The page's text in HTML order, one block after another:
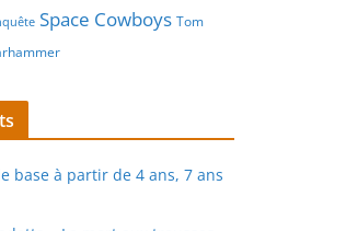
Space Cowboys Tom
base à partir de 4 ans, 7 ans